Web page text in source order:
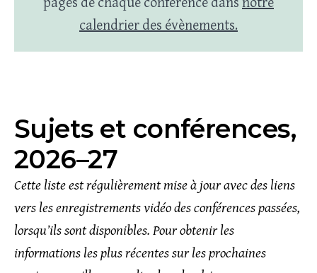
calendrier des évènements.
Sujets et conférences,
2026–27
Cette liste est régulièrement mise à jour avec des liens
vers les enregistrements vidéo des conférences passées,
lorsqu’ils sont disponibles. Pour obtenir les
informations les plus récentes sur les prochaines